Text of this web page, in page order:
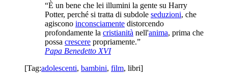
“È un bene che lei illumini la gente su Harry
Potter, perché si tratta di subdole seduzioni, che
agiscono inconsciamente distorcendo
profondamente la cristianità nell'anima, prima che
possa crescere propriamente.”
Papa Benedetto XVI
[Tag:adolescenti, bambini, film, libri]